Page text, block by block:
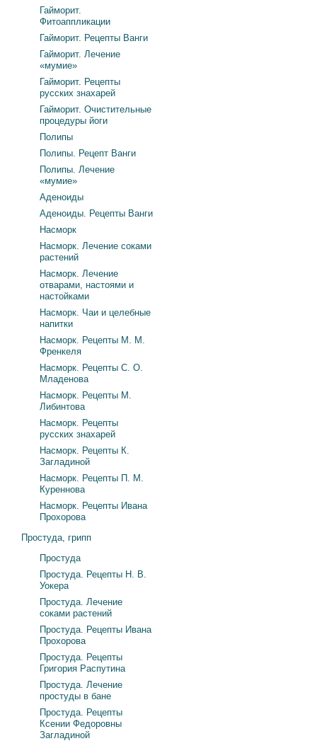
Гайморит.
Фитоаппликации
Гайморит. Рецепты Ванги
Гайморит. Лечение
«мумие»
Гайморит. Рецепты
русских знахарей
Гайморит. Очистительные
процедуры йоги
Полипы
Полипы. Рецепт Ванги
Полипы. Лечение
«мумие»
Аденоиды
Аденоиды. Рецепты Ванги
Насморк
Насморк. Лечение соками
растений
Насморк. Лечение
отварами, настоями и
настойками
Насморк. Чаи и целебные
напитки
Насморк. Рецепты М. М.
Френкеля
Насморк. Рецепты С. О.
Младенова
Насморк. Рецепты М.
Либинтова
Насморк. Рецепты
русских знахарей
Насморк. Рецепты К.
Загладиной
Насморк. Рецепты П. М.
Куреннова
Насморк. Рецепты Ивана
Прохорова
Простуда, грипп
Простуда
Простуда. Рецепты Н. В.
Уокера
Простуда. Лечение
соками растений
Простуда. Рецепты Ивана
Прохорова
Простуда. Рецепты
Григория Распутина
Простуда. Лечение
простуды в бане
Простуда. Рецепты
Ксении Федоровны
Загладиной